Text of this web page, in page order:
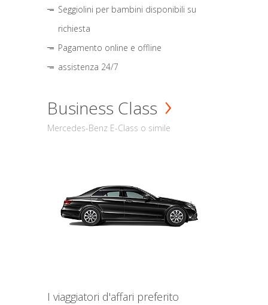
Seggiolini per bambini disponibili su
richiesta
Pagamento online e offline
assistenza 24/7
Business Class
Mercedes-Benz E-Class o simile
I viaggiatori d'affari preferito